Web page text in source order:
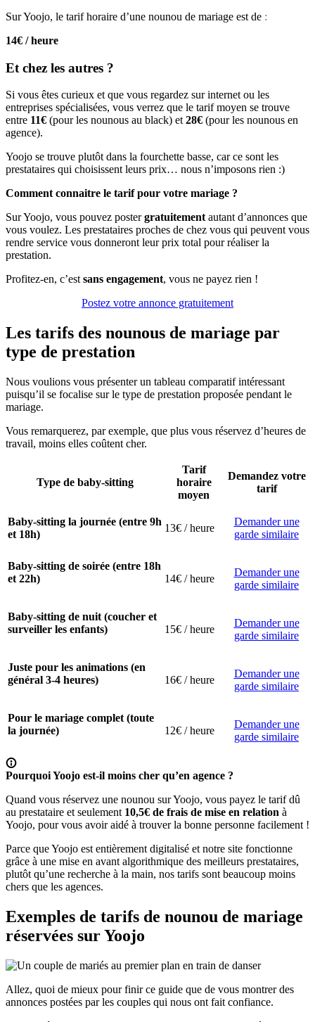
Sur Yoojo, le tarif horaire d’une nounou de mariage est de :
14€ / heure
Et chez les autres ?
Si vous êtes curieux et que vous regardez sur internet ou les
entreprises spécialisées, vous verrez que le tarif moyen se trouve
entre 11€ (pour les nounous au black) et28€ (pour les nounous en
agence).
Yoojo se trouve plutôt dans la fourchette basse, car ce sont les
prestataires qui choisissent leurs prix… nous n’imposons rien :)
Comment connaitre le tarif pour votre mariage ?
Sur Yoojo, vous pouvez postergratuitementautant d’annonces que
vous voulez. Les prestataires proches de chez vous qui peuvent vous
rendre service vous donneront leur prix total pour réaliser la
prestation.
Profitez-en, c’estsans engagement, vous ne payez rien !
Postez votre annonce gratuitement
Les tarifs des nounous de mariage par
type de prestation
Nous voulions vous présenter un tableau comparatif intéressant
puisqu’il se focalise sur le type de prestation proposée pendant le
mariage.
Vous remarquerez, par exemple, que plus vous réservez d’heures de
travail, moins elles coûtent cher.
Type de baby-sitting
Tarif
horaire
moyen
Demandez votre
tarif
Baby-sitting la journée (entre 9h
et 18h)
13€ / heure
Demander une
garde similaire
Baby-sitting de soirée (entre 18h
et 22h)
14€ / heure
Demander une
garde similaire
Baby-sitting de nuit (coucher et
surveiller les enfants)
15€ / heure
Demander une
garde similaire
Juste pour les animations (en
général 3-4 heures)
16€ / heure
Demander une
garde similaire
Pour le mariage complet (toute
la journée)
12€ / heure
Demander une
garde similaire
Pourquoi Yoojo est-il moins cher qu’en agence ?
Quand vous réservez une nounou sur Yoojo, vous payez le tarif dû
au prestataire et seulement 10,5€ de frais de mise en relation à
Yoojo, pour vous avoir aidé à trouver la bonne personne facilement !
Parce que Yoojo est entièrement digitalisé et notre site fonctionne
grâce à une mise en avant algorithmique des meilleurs prestataires,
plutôt qu’une recherche à la main, nos tarifs sont beaucoup moins
chers que les agences.
Exemples de tarifs de nounou de mariage
réservées sur Yoojo
Allez, quoi de mieux pour finir ce guide que de vous montrer des
annonces postées par les couples qui nous ont fait confiance.